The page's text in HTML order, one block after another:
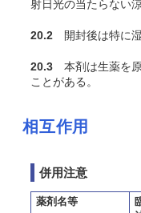
射日光の当たらない
20.2 開封後は特に
20.3 本剤は生薬を
ことがある。
相互作用
併用注意
薬剤名等